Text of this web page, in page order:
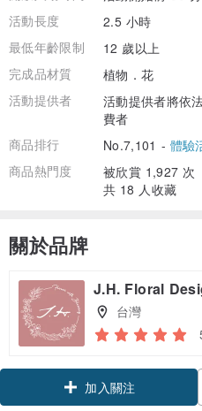
活動長度
2.5 小時
最低年齡限制
12 歲以上
完成品材質
植物．花
活動提供者
活動提供者將依
費者
商品排行
No.7,101 - 體驗
商品熱門度
被欣賞 1,927 次
共 18 人收藏
關於品牌
J.H. Floral
台灣
加入關注